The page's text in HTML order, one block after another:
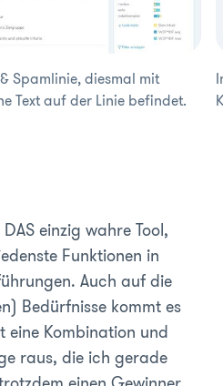
Spamlinie, diesmal mit
Text auf der Linie befindet.
einzig wahre Tool,
Funktionen in
Auch auf die
Bedürfnisse kommt es
eine Kombination und
raus, die ich gerade